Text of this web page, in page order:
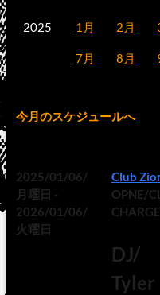
2025 1月 2月
7月 8月
今月のスケジュールへ
2025/01/06/
月曜日 -
2026/01/06/
火曜日
Club
OPNE/
DJ/
Tyler